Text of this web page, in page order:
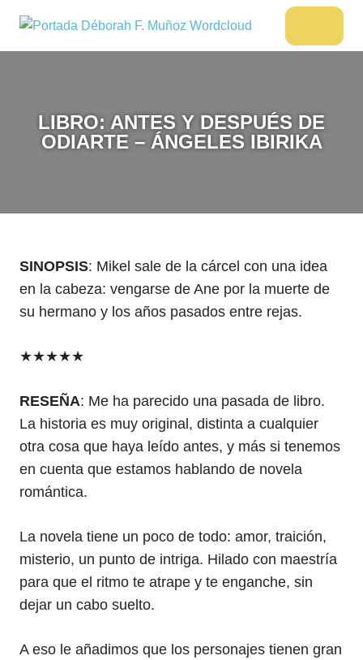
contenido
DÉBORAH
LIBRO: ANTES Y DESPUÉS DE
ODIARTE – ÁNGELES IBIRIKA
SINOPSIS: Mikel sale de la cárcel con una idea
en la cabeza: vengarse de Ane por la muerte de
su hermano y los años pasados entre rejas.
★★★★★
RESEÑA: Me ha parecido una pasada de libro.
La historia es muy original, distinta a cualquier
otra cosa que haya leído antes, y más si tenemos
en cuenta que estamos hablando de novela
romántica.
La novela tiene un poco de todo: amor, traición,
misterio, un punto de intriga. Hilado con maestría
para que el ritmo te atrape y te enganche, sin
dejar un cabo suelto.
A eso le añadimos que los personajes tienen gran